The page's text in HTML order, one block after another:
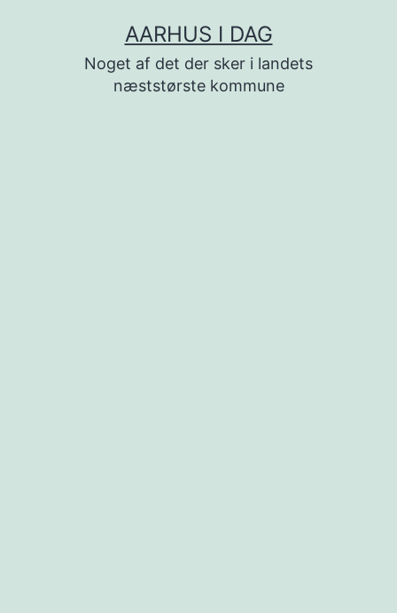
AARHUS I DAG
Noget af det der sker i landets
næststørste kommune